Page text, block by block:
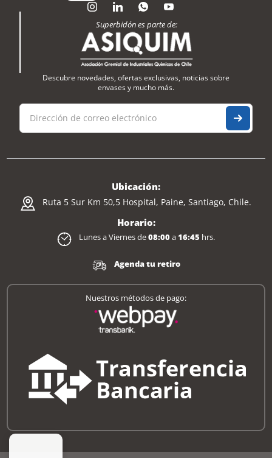
Superbidón es parte de:
Descubre novedades, ofertas exclusivas, noticias sobre
envases y mucho más.
Ubicación:
Ruta 5 Sur Km 50,5 Hospital, Paine, Santiago, Chile.
Horario:
Lunes a Viernes de08:00a16:45 hrs.
Agenda tu retiro
Nuestros métodos de pago: